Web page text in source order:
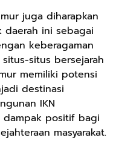
juga diharapkan
daerah ini sebagai
keberagaman
situs bersejarah
memiliki potensi
destinasi
IKN
dampak positif bagi
masyarakat.